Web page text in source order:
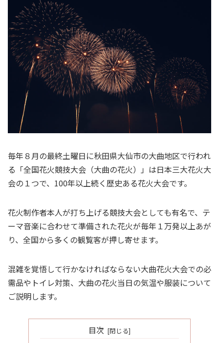
毎年８月の最終土曜日に秋田県大仙市の大曲地区で行われ
る「全国花火競技大会（大曲の花火）」は日本三大花火大
会の１つで、100年以上続く歴史ある花火大会です。
花火制作者本人が打ち上げる競技大会としても有名で、テ
ーマ音楽に合わせて準備された花火が毎年１万発以上あが
り、全国から多くの観覧客が押し寄せます。
混雑を覚悟して行かなければならない大曲花火大会での必
需品やトイレ対策、大曲の花火当日の気温や服装について
ご説明します。
目次